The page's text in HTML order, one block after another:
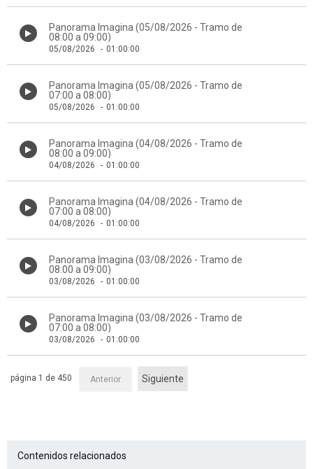
Panorama Imagina (05/08/2026 - Tramo de
08:00 a 09:00)
05/08/2026 - 01:00:00
Panorama Imagina (05/08/2026 - Tramo de
07:00 a 08:00)
05/08/2026 - 01:00:00
Panorama Imagina (04/08/2026 - Tramo de
08:00 a 09:00)
04/08/2026 - 01:00:00
Panorama Imagina (04/08/2026 - Tramo de
07:00 a 08:00)
04/08/2026 - 01:00:00
Panorama Imagina (03/08/2026 - Tramo de
08:00 a 09:00)
03/08/2026 - 01:00:00
Panorama Imagina (03/08/2026 - Tramo de
07:00 a 08:00)
03/08/2026 - 01:00:00
Anterior Siguiente
página 1 de 450
Contenidos relacionados